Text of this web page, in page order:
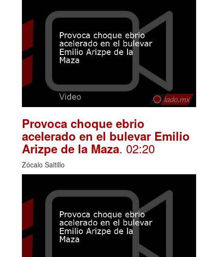
Provoca choque ebrio
acelerado en el bulevar Emilio
Arizpe de la Maza. 02:20
Zócalo Saltillo